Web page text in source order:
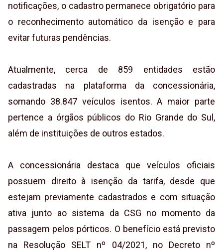
notificações, o cadastro permanece obrigatório para
o reconhecimento automático da isenção e para
evitar futuras pendências.
Atualmente, cerca de 859 entidades estão
cadastradas na plataforma da concessionária,
somando 38.847 veículos isentos. A maior parte
pertence a órgãos públicos do Rio Grande do Sul,
além de instituições de outros estados.
A concessionária destaca que veículos oficiais
possuem direito à isenção da tarifa, desde que
estejam previamente cadastrados e com situação
ativa junto ao sistema da CSG no momento da
passagem pelos pórticos. O benefício está previsto
na Resolução SELT nº 04/2021, no Decreto nº